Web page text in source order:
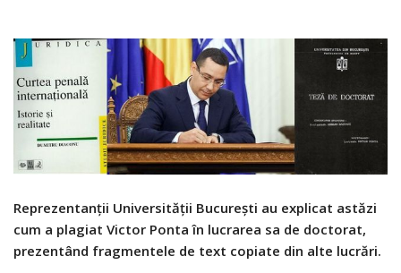
Reprezentanţii Universităţii Bucureşti au explicat astăzi
cum a plagiat Victor Ponta în lucrarea sa de doctorat,
prezentând fragmentele de text copiate din alte lucrări.